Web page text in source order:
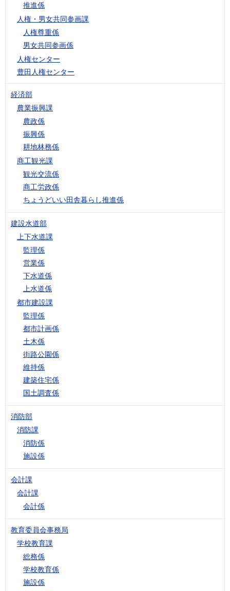
推進係
人権・男女共同参画課
人権尊重係
男女共同参画係
人権センター
豊田人権センター
経済部
農業振興課
農政係
振興係
耕地林務係
商工観光課
観光交流係
商工労政係
ちょうどいい田舎暮らし推進係
建設水道部
上下水道課
監理係
営業係
下水道係
上水道係
都市建設課
監理係
都市計画係
土木係
街路公園係
維持係
建築住宅係
国土調査係
消防部
消防課
消防係
施設係
会計課
会計課
会計係
教育委員会事務局
学校教育課
総務係
学校教育係
施設係